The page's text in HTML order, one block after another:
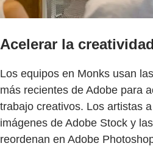
Acelerar la creatividad
Los equipos en Monks usan
más recientes de Adobe para
trabajo creativos. Los artistas
imágenes de Adobe Stock y
reordenan en Adobe